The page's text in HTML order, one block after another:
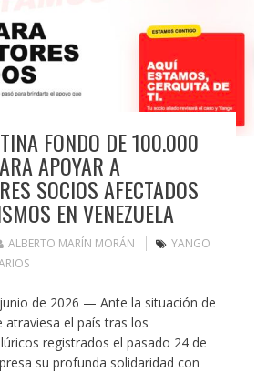
FONDO DE 100.000
APOYAR A
SOCIOS AFECTADOS
EN VENEZUELA
ALBERTO MARÍN MORÁN
YANGO
de 2026 — Ante la situación de
atraviesa el país tras los
registrados el pasado 24 de
su profunda solidaridad con